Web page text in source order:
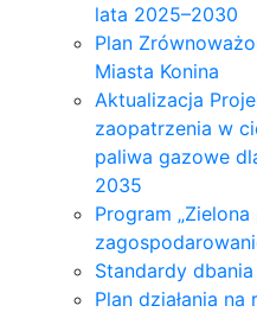
lata 2025–2030
Plan
Miasta Konina
Aktualizacja
zaopatrzenia w
paliwa gazowe
2035
Program
Standardy
Plan działania